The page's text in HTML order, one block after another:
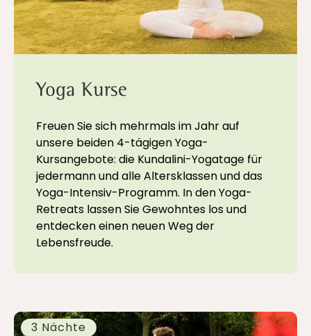
Yoga Kurse
Freuen Sie sich mehrmals im Jahr auf
unsere beiden 4-tägigen Yoga-
Kursangebote: die Kundalini-Yogatage für
jedermann und alle Altersklassen und das
Yoga-Intensiv-Programm. In den Yoga-
Retreats lassen Sie Gewohntes los und
entdecken einen neuen Weg der
Lebensfreude.
3 Nächte